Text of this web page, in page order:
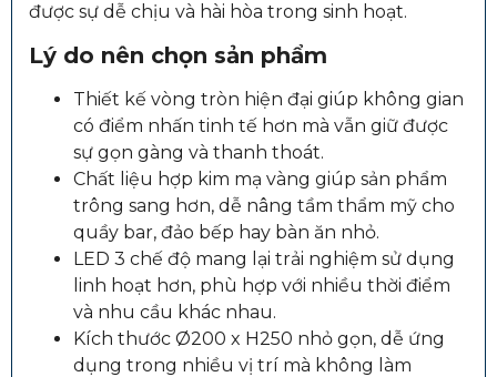
được sự dễ chịu và hài hòa trong sinh hoạt.
Lý do nên chọn sản phẩm
Thiết kế vòng tròn hiện đại giúp không gian
có điểm nhấn tinh tế hơn mà vẫn giữ được
sự gọn gàng và thanh thoát.
Chất liệu hợp kim mạ vàng giúp sản phẩm
trông sang hơn, dễ nâng tầm thẩm mỹ cho
quầy bar, đảo bếp hay bàn ăn nhỏ.
LED 3 chế độ mang lại trải nghiệm sử dụng
linh hoạt hơn, phù hợp với nhiều thời điểm
và nhu cầu khác nhau.
Kích thước Ø200 x H250 nhỏ gọn, dễ ứng
dụng trong nhiều vị trí mà không làm